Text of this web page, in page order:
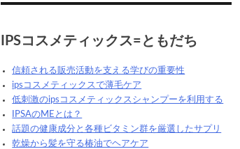
う？
メ
カIPSコスメティックス=ともだち
信頼される販売活動を支える学びの重要性
ipsコスメティックスで薄毛ケア
低刺激のipsコスメティックスシャンプーを利用する
IPSAのMEとは？
話題の健康成分と各種ビタミン群を厳選したサプリ
乾燥から髪を守る椿油でヘアケア